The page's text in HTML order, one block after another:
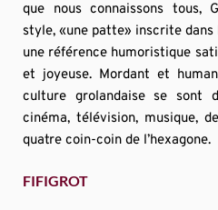
que nous connaissons tous,
style, «une patte» inscrite
une référence humoristique
et joyeuse. Mordant et
culture grolandaise se sont
cinéma, télévision, musique,
quatre coin-coin de l’hexagone.
FIFIGROT